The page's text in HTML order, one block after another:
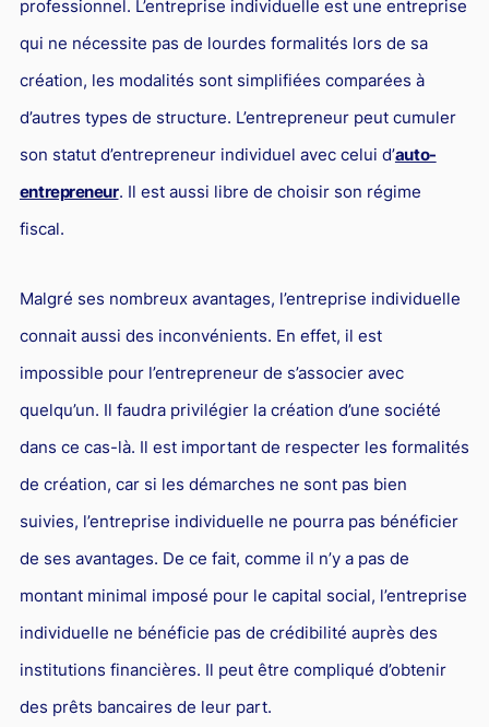
professionnel. L’entreprise individuelle est une entreprise
qui ne nécessite pas de lourdes formalités lors de sa
création, les modalités sont simplifiées comparées à
d’autres types de structure. L’entrepreneur peut cumuler
son statut d’entrepreneur individuel avec celui d’auto-
entrepreneur. Il est aussi libre de choisir son régime
fiscal.
Malgré ses nombreux avantages, l’entreprise individuelle
connait aussi des inconvénients. En effet, il est
impossible pour l’entrepreneur de s’associer avec
quelqu’un. Il faudra privilégier la création d’une société
dans ce cas-là. Il est important de respecter les formalités
de création, car si les démarches ne sont pas bien
suivies, l’entreprise individuelle ne pourra pas bénéficier
de ses avantages. De ce fait, comme il n’y a pas de
montant minimal imposé pour le capital social, l’entreprise
individuelle ne bénéficie pas de crédibilité auprès des
institutions financières. Il peut être compliqué d’obtenir
des prêts bancaires de leur part.